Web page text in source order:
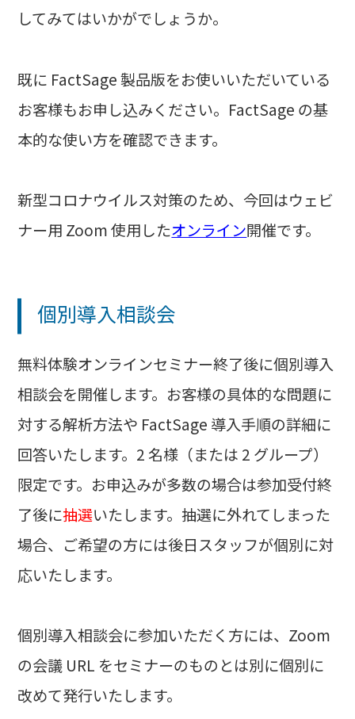
してみてはいかがでしょうか。
既に FactSage 製品版をお使いいただいている
お客様もお申し込みください。FactSage の基
本的な使い方を確認できます。
新型コロナウイルス対策のため、今回はウェビ
ナー用 Zoom 使用したオンライン開催です。
個別導入相談会
無料体験オンラインセミナー終了後に個別導入
相談会を開催します。お客様の具体的な問題に
対する解析方法や FactSage 導入手順の詳細に
回答いたします。2 名様（または 2 グループ）
限定です。お申込みが多数の場合は参加受付終
了後に抽選いたします。抽選に外れてしまった
場合、ご希望の方には後日スタッフが個別に対
応いたします。
個別導入相談会に参加いただく方には、Zoom
の会議 URL をセミナーのものとは別に個別に
改めて発行いたします。